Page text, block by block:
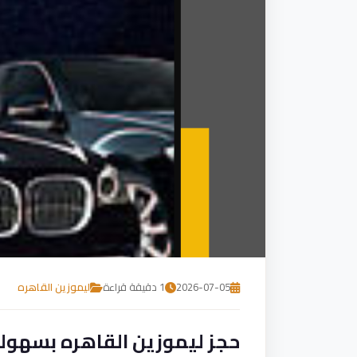
2026-07-05 1 دقيقة قراءة ليموزين القاهره
حجز ليموزين القاهره